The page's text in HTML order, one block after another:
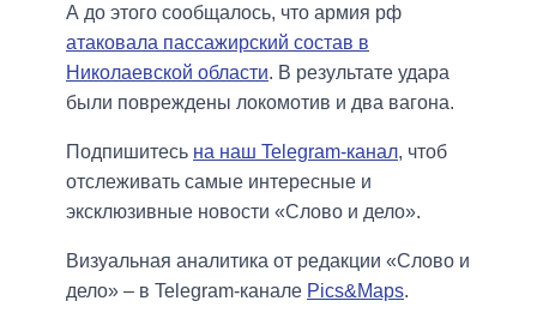
А до этого сообщалось, что армия рф
атаковала пассажирский состав в
Николаевской области. В результате удара
были повреждены локомотив и два вагона.
Подпишитесь на наш Telegram-канал, чтоб
отслеживать самые интересные и
эксклюзивные новости «Слово и дело».
Визуальная аналитика от редакции «Слово и
дело» – в Telegram-канале Pics&Maps.